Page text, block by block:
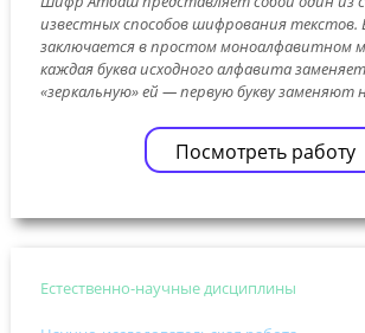
известных способов шифрования текстов.
заключается в простом моноалфавитном
каждая буква исходного алфавита
«зеркальную» ей — первую букву заменяют
Посмотреть работу
Естественно-научные дисциплины